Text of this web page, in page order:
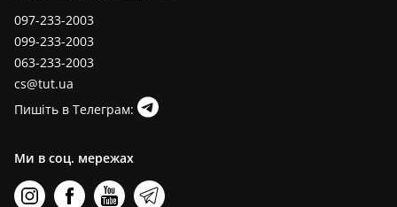
097-233-2003
099-233-2003
063-233-2003
cs@tut.ua
Пишіть в Телеграм:
Ми в соц. мережах